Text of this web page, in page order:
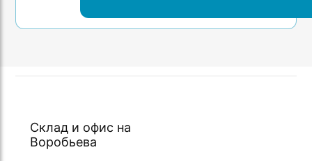
Склад и офис на
Воробьева